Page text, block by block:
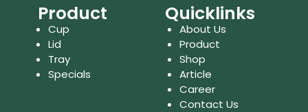
Product
Cup
Lid
Tray
Specials
Quicklinks
About Us
Product
Shop
Article
Career
Contact Us